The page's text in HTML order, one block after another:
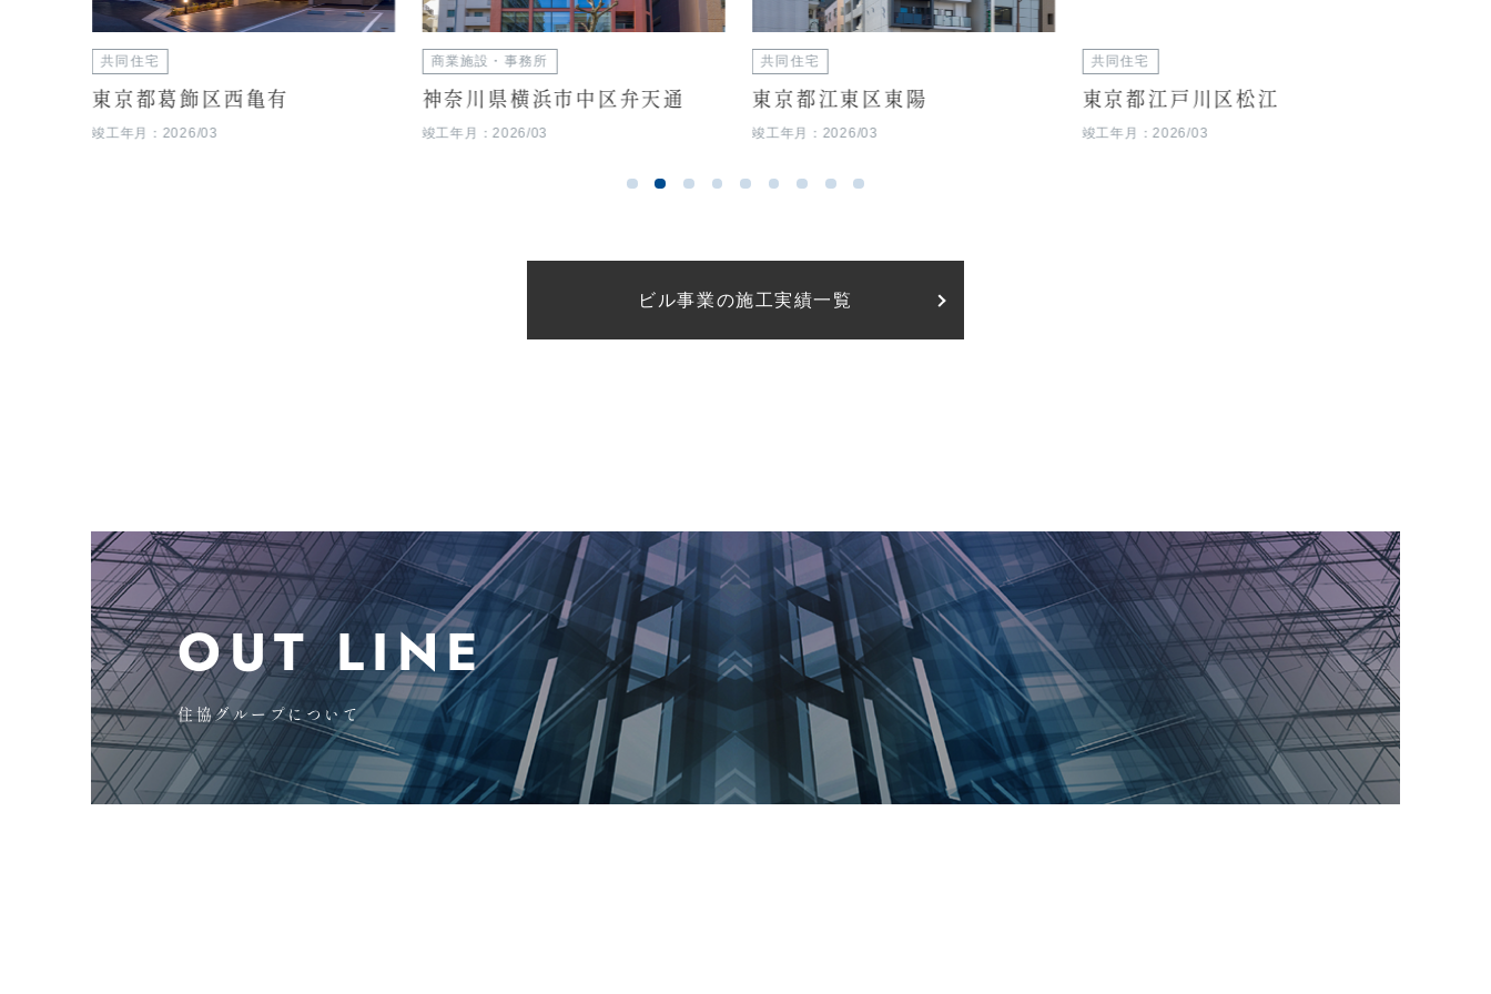
共同住宅
東京都葛飾区西亀有
竣工年月：2026/03
商業施設・事務所
神奈川県横浜市中区弁天通
竣工年月：2026/03
共同住宅
東京都江東区東陽
竣工年月：2026/03
共同住宅
東京都江戸川区松江
竣工年月：2026/03
ビル事業の施工実績一覧
OUT LINE
住協グループについて